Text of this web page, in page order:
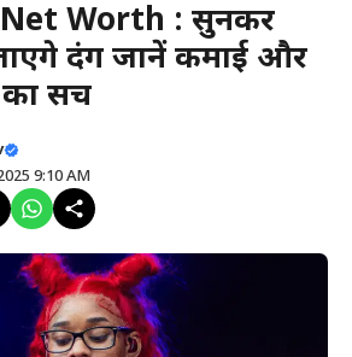
Net Worth : सुनकर
दंग जानें कमाई और
का सच
9:10 AM